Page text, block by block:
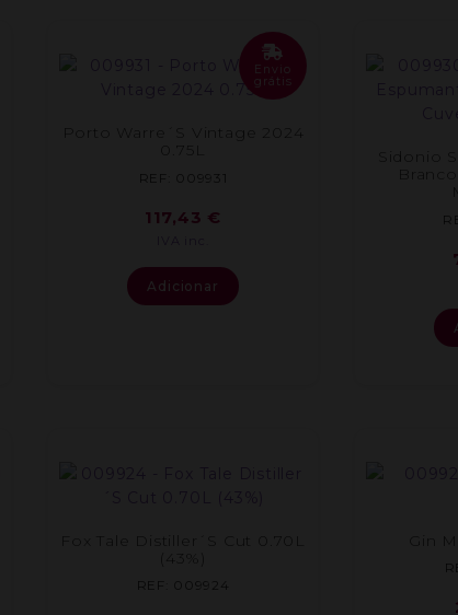
Porto Warre´S Vintage 2024
0.75L
REF: 009931
117,43 €
Envio
grátis
Adicionar
Sidonio
Fox Tale Distiller´S Cut 0.70L
(43%)
REF: 009924
Gin